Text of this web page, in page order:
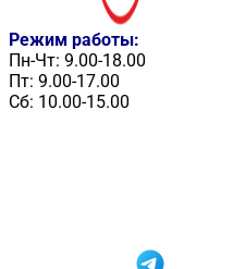
Режим работы:
Пн-Чт: 9.00-18.00
Пт: 9.00-17.00
Сб: 10.00-15.00